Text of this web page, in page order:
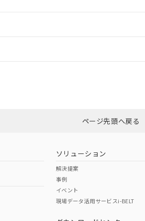
ダウンロードはこちら
（日本
（アメリカ
ページ先頭へ戻る
ソリューション
解決提案
事例
イベント
現場データ活用サービスi-BELT